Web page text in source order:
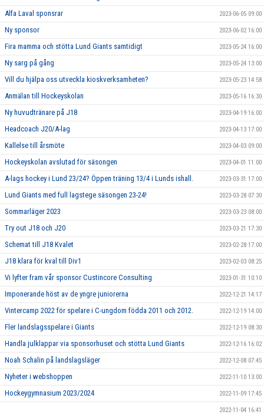
Alfa Laval sponsrar 2023-06-05 09:00
Ny sponsor 2023-06-02 16:00
Fira mamma och stötta Lund Giants samtidigt 2023-05-24 16:00
Ny sarg på gång 2023-05-24 13:00
Vill du hjälpa oss utveckla kioskverksamheten? 2023-05-23 14:58
Anmälan till Hockeyskolan 2023-05-16 16:30
Ny huvudtränare på J18 2023-04-19 16:00
Headcoach J20/A-lag 2023-04-13 17:00
Kallelse till årsmöte 2023-04-03 09:00
Hockeyskolan avslutad för säsongen 2023-04-01 11:00
A-lags hockey i Lund 23/24? Öppen träning 13/4 i Lunds ishall. 2023-03-31 17:00
Lund Giants med full lagstege säsongen 23-24! 2023-03-28 07:30
Sommarläger 2023 2023-03-23 08:00
Try out J18 och J20 2023-03-21 17:30
Schemat till J18 Kvalet 2023-02-28 17:00
J18 klara för kval till Div1 2023-02-03 08:25
Vi lyfter fram vår sponsor Custincore Consulting 2023-01-31 10:10
Imponerande höst av de yngre juniorerna 2022-12-21 14:17
Vintercamp 2022 för spelare i C-ungdom födda 2011 och 2012. 2022-12-19 14:00
Fler landslagsspelare i Giants 2022-12-19 08:30
Handla julklappar via sponsorhuset och stötta Lund Giants 2022-12-16 16:02
Noah Schalin på landslagsläger 2022-12-08 07:45
Nyheter i webshoppen 2022-11-10 13:00
Hockeygymnasium 2023/2024 2022-11-09 17:45
2022-11-04 16:41